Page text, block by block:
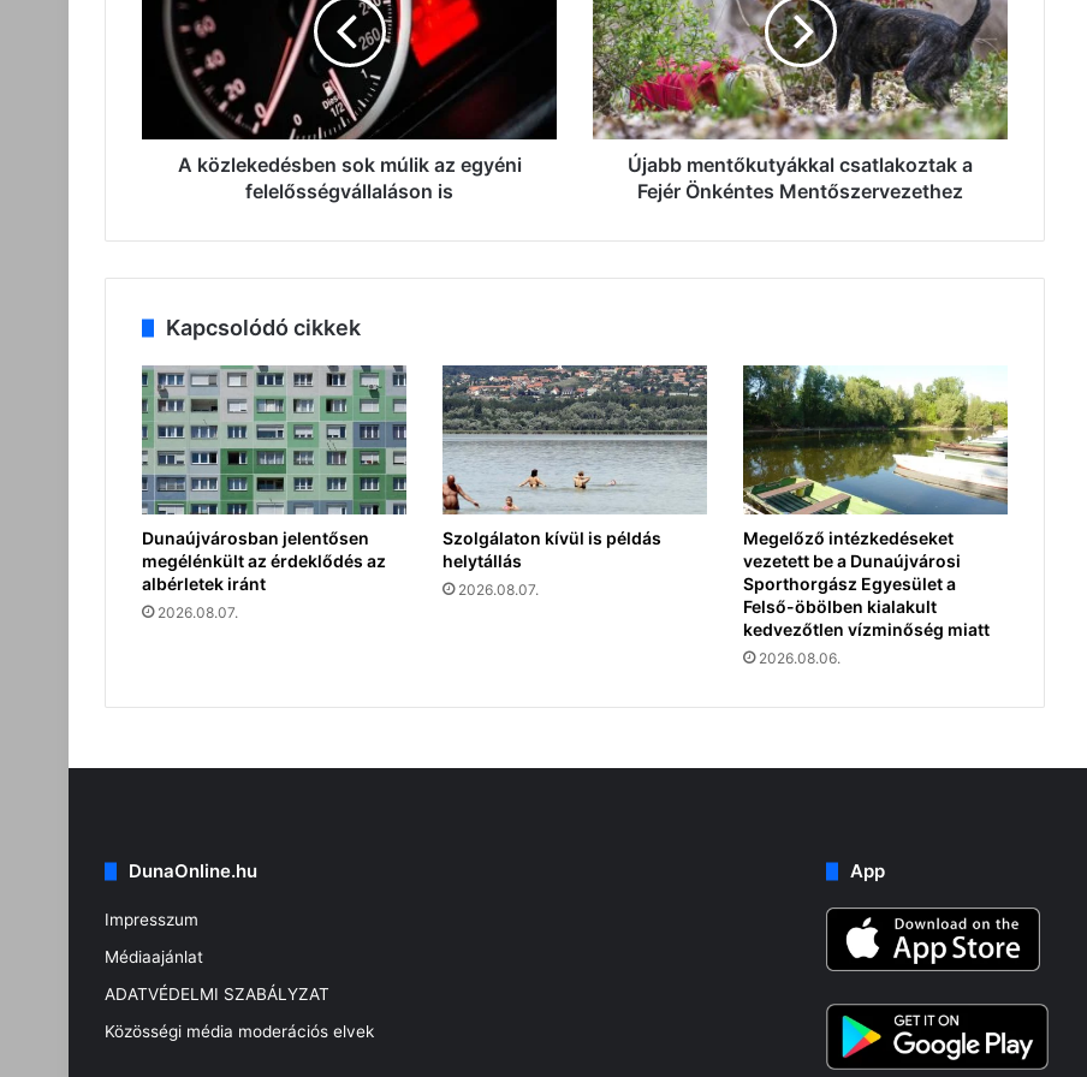
egyéni
felelősségvállaláson
A közlekedésben sok múlik az egyéni
felelősségvállaláson is
a
Fejér
Önkéntes
Mentőszervezethez
Újabb mentőkutyákkal csatlakoztak a
Fejér Önkéntes Mentőszervezethez
Kapcsolódó cikkek
Dunaújvárosban jelentősen
megélénkült az érdeklődés az
albérletek iránt
2026.08.07.
Szolgálaton kívül is példás
helytállás
2026.08.07.
Megelőző intézkedéseket
vezetett be a Dunaújvárosi
Sporthorgász Egyesület a
Felső-öbölben kialakult
kedvezőtlen vízminőség miatt
2026.08.06.
DunaOnline.hu
Impresszum
Médiaajánlat
ADATVÉDELMI SZABÁLYZAT
Közösségi média moderációs elvek
App